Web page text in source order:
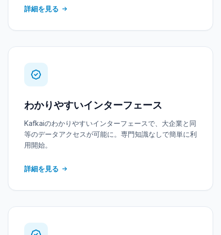
詳細を見る
わかりやすいインターフェース
Kafkaiのわかりやすいインターフェースで、大企業と同
等のデータアクセスが可能に。専門知識なしで簡単に利
用開始。
詳細を見る